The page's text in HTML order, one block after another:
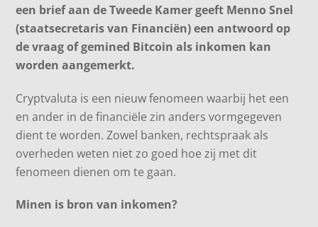
een brief aan de Tweede Kamer geeft Menno Snel
(staatsecretaris van Financiën) een antwoord op
de vraag of gemined Bitcoin als inkomen kan
worden aangemerkt.
Cryptvaluta is een nieuw fenomeen waarbij het een
en ander in de financiële zin anders vormgegeven
dient te worden. Zowel banken, rechtspraak als
overheden weten niet zo goed hoe zij met dit
fenomeen dienen om te gaan.
Minen is bron van inkomen?